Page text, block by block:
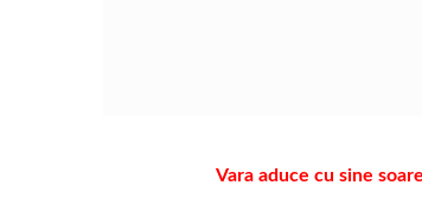
Vara aduce cu sine